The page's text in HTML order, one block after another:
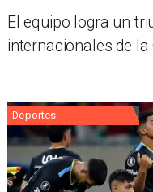
El equipo logra un
internacionales de la
Deportes